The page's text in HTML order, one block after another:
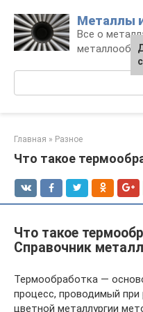
контенту
Металлы
Все о
Главная » Разное
Что такое
Что такое
Справочник
Термообработка —
процесс, проводимый при
цветной металлургии